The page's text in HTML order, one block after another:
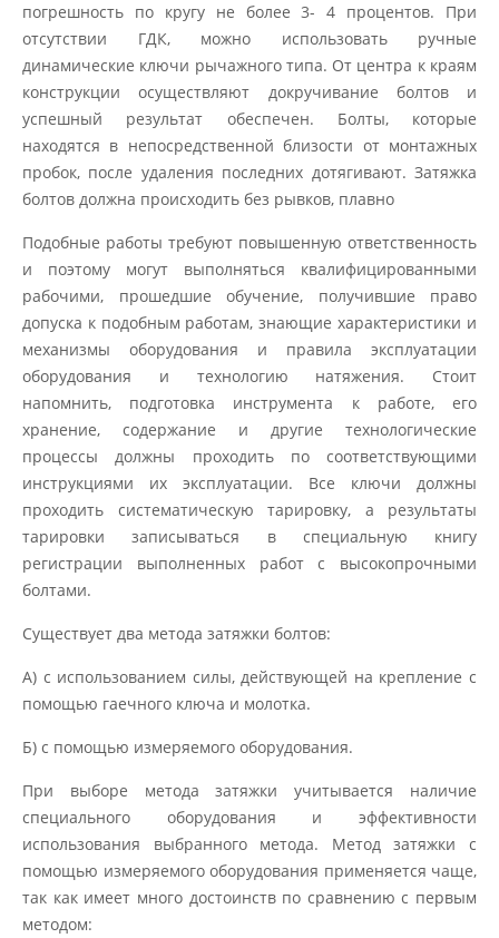
погрешность по кругу не более 3- 4 процентов. При
отсутствии ГДК, можно использовать ручные
динамические ключи рычажного типа. От центра к краям
конструкции осуществляют докручивание болтов и
успешный результат обеспечен. Болты, которые
находятся в непосредственной близости от монтажных
пробок, после удаления последних дотягивают. Затяжка
болтов должна происходить без рывков, плавно
Подобные работы требуют повышенную ответственность
и поэтому могут выполняться квалифицированными
рабочими, прошедшие обучение, получившие право
допуска к подобным работам, знающие характеристики и
механизмы оборудования и правила эксплуатации
оборудования и технологию натяжения. Стоит
напомнить, подготовка инструмента к работе, его
хранение, содержание и другие технологические
процессы должны проходить по соответствующими
инструкциями их эксплуатации. Все ключи должны
проходить систематическую тарировку, а результаты
тарировки записываться в специальную книгу
регистрации выполненных работ с высокопрочными
болтами.
Существует два метода затяжки болтов:
А) с использованием силы, действующей на крепление с
помощью гаечного ключа и молотка.
Б) с помощью измеряемого оборудования.
При выборе метода затяжки учитывается наличие
специального оборудования и эффективности
использования выбранного метода. Метод затяжки с
помощью измеряемого оборудования применяется чаще,
так как имеет много достоинств по сравнению с первым
методом: